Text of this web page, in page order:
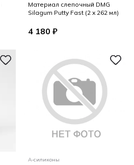
Материал слепочный DMG
Silagum Putty Fast (2 x 262 мл)
4 180 ₽
А-силиконы